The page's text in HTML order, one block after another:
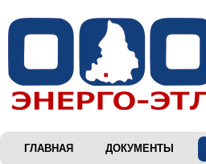
ГЛАВНАЯ ДОКУМЕНТЫ